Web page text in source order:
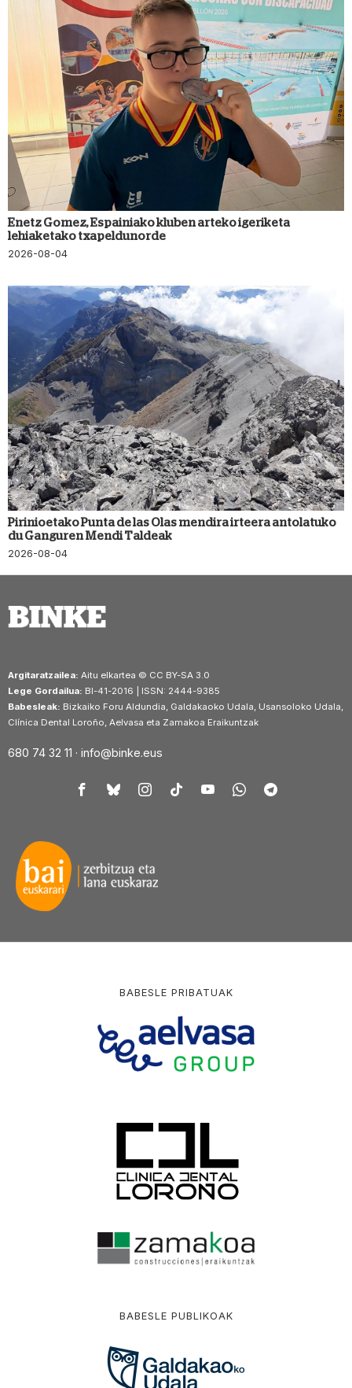
Enetz Gomez, Espainiako kluben arteko igeriketa
lehiaketako txapeldunorde
2026-08-04
Pirinioetako Punta de las Olas mendira irteera antolatuko
du Ganguren Mendi Taldeak
2026-08-04
Argitaratzailea: Aitu elkartea © CC BY-SA 3.0
Lege Gordailua: BI-41-2016 | ISSN: 2444-9385
Babesleak: Bizkaiko Foru Aldundia, Galdakaoko Udala, Usansoloko Udala,
Clínica Dental Loroño, Aelvasa eta Zamakoa Eraikuntzak
680 74 32 11 · info@binke.eus
BABESLE PRIBATUAK
BABESLE PUBLIKOAK